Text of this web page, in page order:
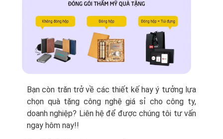
Bạn còn trăn trở về các thiết kế hay ý tưởng lựa
chọn quà tặng công nghệ giá sỉ cho công ty,
doanh nghiệp? Liên hệ để được chúng tôi tư vấn
ngay hôm nay!!